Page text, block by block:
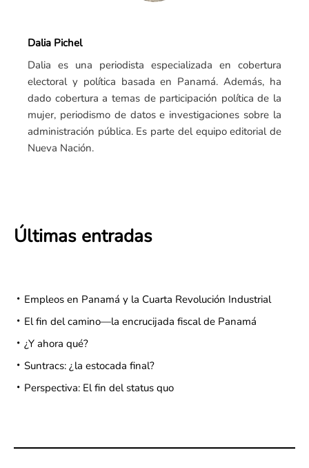
Dalia Pichel
Dalia es una periodista especializada en cobertura
electoral y política basada en Panamá. Además, ha
dado cobertura a temas de participación política de la
mujer, periodismo de datos e investigaciones sobre la
administración pública. Es parte del equipo editorial de
Nueva Nación.
Últimas entradas
Empleos en Panamá y la Cuarta Revolución Industrial
El fin del camino—la encrucijada fiscal de Panamá
¿Y ahora qué?
Suntracs: ¿la estocada final?
Perspectiva: El fin del status quo